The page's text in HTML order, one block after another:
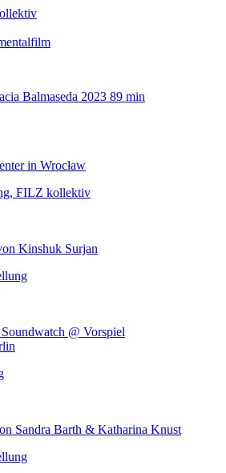
Balmaseda 2023 89 min
in Wrocław
FILZ kollektiv
Kinshuk Surjan
@ Vorspiel
Sandra Barth & Katharina Knust